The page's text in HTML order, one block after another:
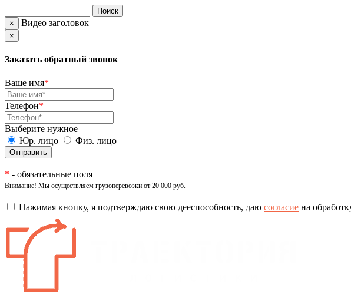
× Видео заголовок
×
Заказать обратный звонок
Ваше имя*
Телефон*
Выберите нужное
Юр. лицо
Физ. лицо
* - обязательные поля
Внимание! Мы осуществляем грузоперевозки от 20 000 руб.
Нажимая кнопку, я подтверждаю свою дееспособность, даю согласие на